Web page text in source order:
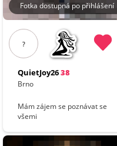
Fotka dostupná po přihlášení
?
QuietJoy2638
Brno
Mám zájem se poznávat se
všemi